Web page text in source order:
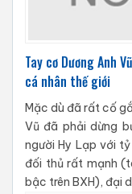
Tay cơ Dương Anh
cá nhân thế giới
Mặc dù đã rất cố
Vũ đã phải dừng
người Hy Lạp với
đối thủ rất mạnh
bậc trên BXH), đại